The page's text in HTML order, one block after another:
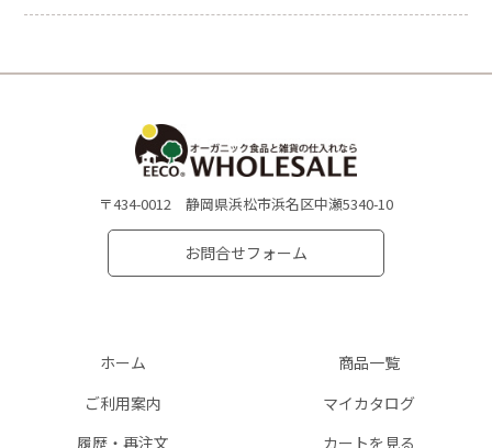
〒434-0012 静岡県浜松市浜名区中瀬5340-10
お問合せフォーム
ホーム
商品一覧
ご利用案内
マイカタログ
履歴・再注文
カートを見る